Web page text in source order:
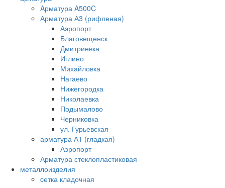
Aрматура A500C
Арматура А3 (рифленая)
Аэропорт
Благовещенск
Дмитриевка
Иглино
Михайловка
Нагаево
Нижегородка
Николаевка
Подымалово
Черниковка
ул. Гурьевская
арматура А1 (гладкая)
Аэропорт
Арматура стеклопластиковая
металлоизделия
cетка кладочная